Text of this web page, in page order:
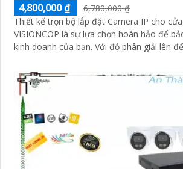
4,800,000 ₫
6,780,000 ₫
Thiết kế trọn bộ lắp đặt Camera IP cho
VISIONCOP là sự lựa chọn hoàn hảo để
kinh doanh của bạn. Với độ phân giải